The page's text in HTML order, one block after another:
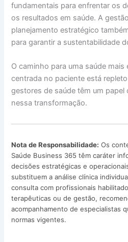
fundamentais para enfrentar os
os resultados em saúde. A
planejamento estratégico
para garantir a sustentabilidade
O caminho para uma saúde mais
centrada no paciente está
gestores de saúde têm um papel
nessa transformação.
Nota de Responsabilidade: Os
Saúde Business 365 têm caráter
decisões estratégicas e
substituem a análise clínica
consulta com profissionais
terapêuticas ou de gestão,
acompanhamento de especialistas
normas vigentes.